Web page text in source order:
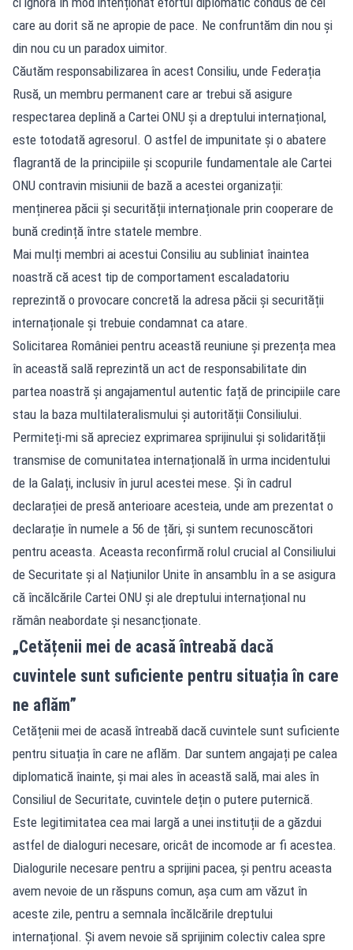
care au dorit să ne apropie de pace. Ne confruntăm din nou și
din nou cu un paradox uimitor.
Căutăm responsabilizarea în acest Consiliu, unde Federația
Rusă, un membru permanent care ar trebui să asigure
respectarea deplină a Cartei ONU și a dreptului internațional,
este totodată agresorul. O astfel de impunitate și o abatere
flagrantă de la principiile și scopurile fundamentale ale Cartei
ONU contravin misiunii de bază a acestei organizații:
menținerea păcii și securității internaționale prin cooperare de
bună credință între statele membre.
Mai mulți membri ai acestui Consiliu au subliniat înaintea
noastră că acest tip de comportament escaladatoriu
reprezintă o provocare concretă la adresa păcii și securității
internaționale și trebuie condamnat ca atare.
Solicitarea României pentru această reuniune și prezența mea
în această sală reprezintă un act de responsabilitate din
partea noastră și angajamentul autentic față de principiile care
stau la baza multilateralismului și autorității Consiliului.
Permiteți-mi să apreciez exprimarea sprijinului și solidarității
transmise de comunitatea internațională în urma incidentului
de la Galați, inclusiv în jurul acestei mese. Și în cadrul
declarației de presă anterioare acesteia, unde am prezentat o
declarație în numele a 56 de țări, și suntem recunoscători
pentru aceasta. Aceasta reconfirmă rolul crucial al Consiliului
de Securitate și al Națiunilor Unite în ansamblu în a se asigura
că încălcările Cartei ONU și ale dreptului internațional nu
rămân neabordate și nesancționate.
„Cetățenii mei de acasă întreabă dacă
cuvintele sunt suficiente pentru situația în care
ne aflăm”
Cetățenii mei de acasă întreabă dacă cuvintele sunt suficiente
pentru situația în care ne aflăm. Dar suntem angajați pe calea
diplomatică înainte, și mai ales în această sală, mai ales în
Consiliul de Securitate, cuvintele dețin o putere puternică.
Este legitimitatea cea mai largă a unei instituții de a găzdui
astfel de dialoguri necesare, oricât de incomode ar fi acestea.
Dialogurile necesare pentru a sprijini pacea, și pentru aceasta
avem nevoie de un răspuns comun, așa cum am văzut în
aceste zile, pentru a semnala încălcările dreptului
internațional. Și avem nevoie să sprijinim colectiv calea spre